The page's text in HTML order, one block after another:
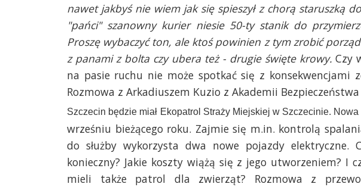
nawet jakbyś nie wiem jak się spieszył z chorą staruszką
"pańci" szanowny kurier niesie 50-ty stanik do
Proszę wybaczyć ton, ale ktoś powinien z tym zrobić
z panami z bolta czy ubera też - drugie święte krowy. Czy
na pasie ruchu nie może spotkać się z konsekwencjami
Rozmowa z Arkadiuszem Kuzio z Akademii
Szczecin będzie miał Ekopatrol Straży Miejskiej w Szczecinie.
wrześniu bieżącego roku. Zajmie się m.in. kontrolą
do służby wykorzysta dwa nowe pojazdy elektryczne.
konieczny? Jakie koszty wiążą się z jego utworzeniem? I
mieli także patrol dla zwierząt? Rozmowa z